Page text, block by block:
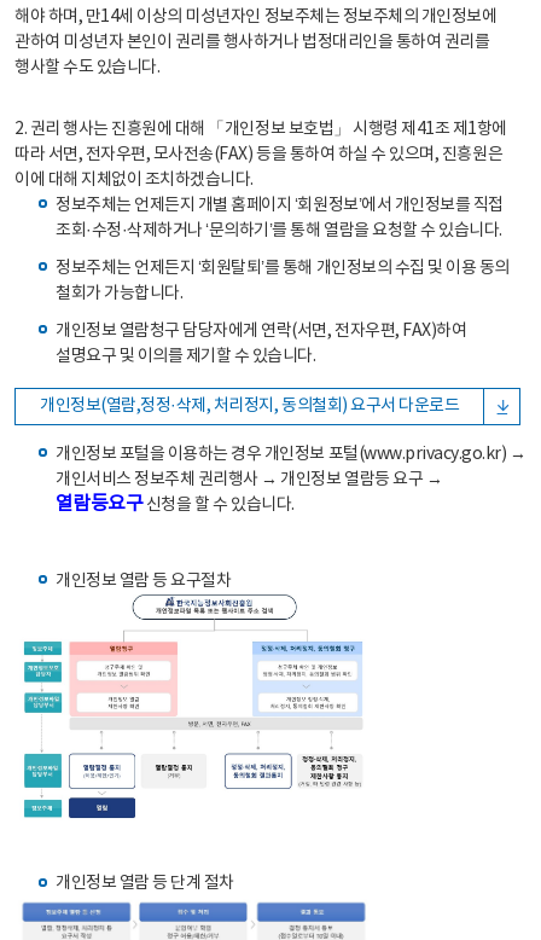
해야 하며, 만14세 이상의 미성년자인 정보주체는 정보주체의 개인정보에
관하여 미성년자 본인이 권리를 행사하거나 법정대리인을 통하여 권리를
행사할 수도 있습니다.
2. 권리 행사는 진흥원에 대해 「개인정보 보호법」 시행령 제41조 제1항에
따라 서면, 전자우편, 모사전송(FAX) 등을 통하여 하실 수 있으며, 진흥원은
이에 대해 지체없이 조치하겠습니다.
정보주체는 언제든지 개별 홈페이지 ‘회원정보’에서 개인정보를 직접
조회·수정·삭제하거나 ‘문의하기’를 통해 열람을 요청할 수 있습니다.
정보주체는 언제든지 ‘회원탈퇴’를 통해 개인정보의 수집 및 이용 동의
철회가 가능합니다.
개인정보 열람청구 담당자에게 연락(서면, 전자우편, FAX)하여
설명요구 및 이의를 제기할 수 있습니다.
개인정보(열람,정정·삭제, 처리정지, 동의철회) 요구서 다운로드
개인정보 포털을 이용하는 경우 개인정보 포털(www.privacy.go.kr) →
개인서비스 정보주체 권리행사 → 개인정보 열람등 요구 →
열람등요구신청을 할 수 있습니다.
개인정보 열람 등 요구절차
개인정보 열람 등 단계 절차